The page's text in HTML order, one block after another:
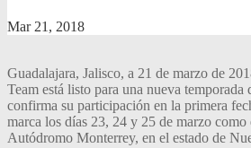
Mar 21, 2018
Guadalajara, Jalisco, a 21 de marzo de
Team está listo para una nueva
confirma su participación en la primera
marca los días 23, 24 y 25 de marzo como
Autódromo Monterrey, en el estado de